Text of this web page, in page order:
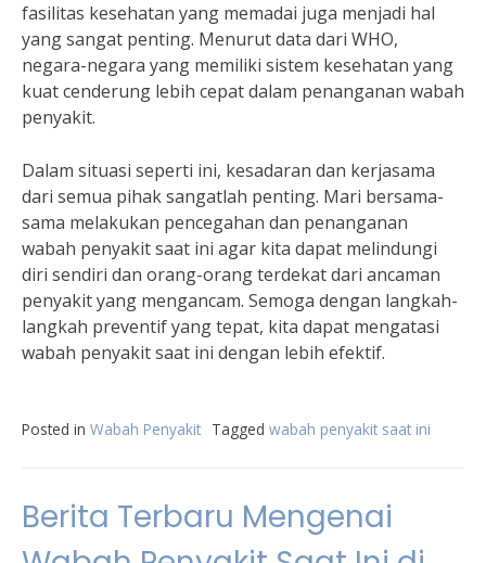
fasilitas kesehatan yang memadai juga menjadi hal
yang sangat penting. Menurut data dari WHO,
negara-negara yang memiliki sistem kesehatan yang
kuat cenderung lebih cepat dalam penanganan wabah
penyakit.
Dalam situasi seperti ini, kesadaran dan kerjasama
dari semua pihak sangatlah penting. Mari bersama-
sama melakukan pencegahan dan penanganan
wabah penyakit saat ini agar kita dapat melindungi
diri sendiri dan orang-orang terdekat dari ancaman
penyakit yang mengancam. Semoga dengan langkah-
langkah preventif yang tepat, kita dapat mengatasi
wabah penyakit saat ini dengan lebih efektif.
Posted in Wabah Penyakit Tagged wabah penyakit saat ini
Berita Terbaru Mengenai